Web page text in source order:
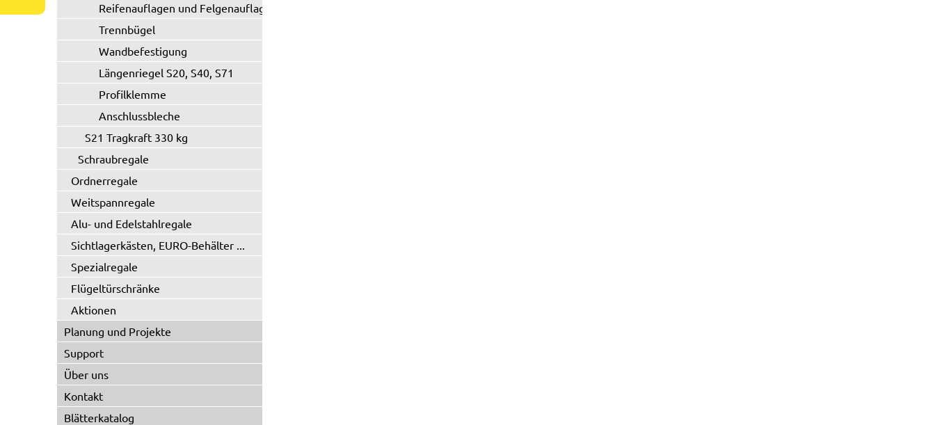
Reifenauflagen und Felgenauflagen
Trennbügel
Wandbefestigung
Längenriegel S20, S40, S71
Profilklemme
Anschlussbleche
S21 Tragkraft 330 kg
Schraubregale
Ordnerregale
Weitspannregale
Alu- und Edelstahlregale
Sichtlagerkästen, EURO-Behälter ...
Spezialregale
Flügeltürschränke
Aktionen
Planung und Projekte
Support
Über uns
Kontakt
Blätterkatalog